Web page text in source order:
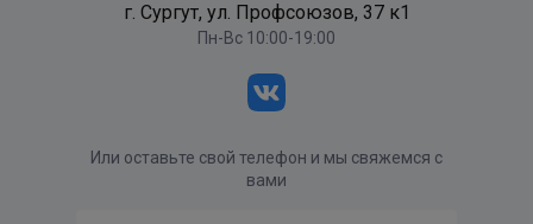
г. Сургут, ул. Профсоюзов, 37 к1
Пн-Вс 10:00-19:00
Или оставьте свой телефон и мы свяжемся с
вами